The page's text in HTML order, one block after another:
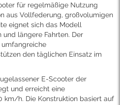
für regelmäßige Nutzung
aus Vollfederung, großvolumigen
eignet sich das Modell
längere Fahrten. Der
den täglichen Einsatz im
E-Scooter der
und erreicht eine
km/h. Die Konstruktion basiert auf